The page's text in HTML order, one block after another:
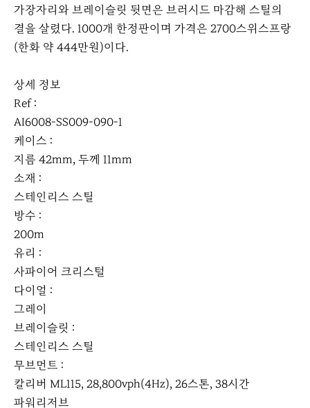
가장자리와 브레이슬릿 뒷면은 브러시드 마감해 스틸의
결을 살렸다. 1000개 한정판이며 가격은 2700스위스프랑
(한화 약 444만원)이다.
상세 정보
Ref :
AI6008-SS009-090-1
케이스 :
지름 42mm, 두께 11mm
소재 :
스테인리스 스틸
방수 :
200m
유리 :
사파이어 크리스털
다이얼 :
그레이
브레이슬릿 :
스테인리스 스틸
무브먼트 :
칼리버 ML115, 28,800vph(4Hz), 26스톤, 38시간
파워리저브